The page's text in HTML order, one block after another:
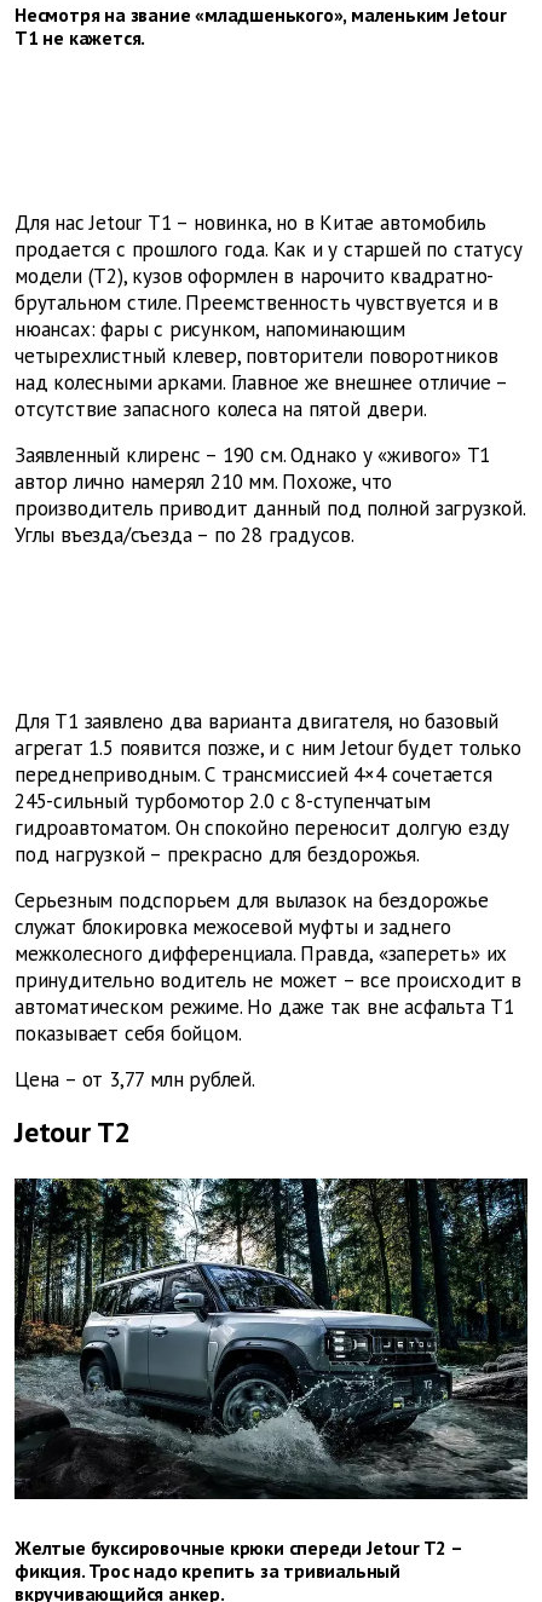
Несмотря на звание «младшенького», маленьким Jetour
Т1 не кажется.
Для нас Jetour Т1 – новинка, но в Китае автомобиль
продается с прошлого года. Как и у старшей по статусу
модели (Т2), кузов оформлен в нарочито квадратно-
брутальном стиле. Преемственность чувствуется и в
нюансах: фары с рисунком, напоминающим
четырехлистный клевер, повторители поворотников
над колесными арками. Главное же внешнее отличие –
отсутствие запасного колеса на пятой двери.
Заявленный клиренс – 190 см. Однако у «живого» Т1
автор лично намерял 210 мм. Похоже, что
производитель приводит данный под полной загрузкой.
Углы въезда/съезда – по 28 градусов.
Для Т1 заявлено два варианта двигателя, но базовый
агрегат 1.5 появится позже, и с ним Jetour будет только
переднеприводным. С трансмиссией 4×4 сочетается
245-сильный турбомотор 2.0 с 8-ступенчатым
гидроавтоматом. Он спокойно переносит долгую езду
под нагрузкой – прекрасно для бездорожья.
Серьезным подспорьем для вылазок на бездорожье
служат блокировка межосевой муфты и заднего
межколесного дифференциала. Правда, «запереть» их
принудительно водитель не может – все происходит в
автоматическом режиме. Но даже так вне асфальта Т1
показывает себя бойцом.
Цена – от 3,77 млн рублей.
Jetour T2
Желтые буксировочные крюки спереди Jetour T2 –
фикция. Трос надо крепить за тривиальный
вкручивающийся анкер.